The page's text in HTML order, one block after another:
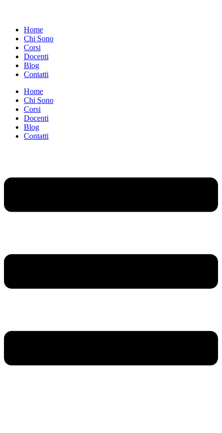
Home
Chi Sono
Corsi
Docenti
Blog
Contatti
Home
Chi Sono
Corsi
Docenti
Blog
Contatti